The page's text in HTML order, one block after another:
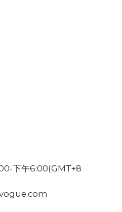
下午6:00(GMT+8